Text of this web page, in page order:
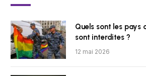
Quels sont les pays
sont interdites ?
12 mai 2026